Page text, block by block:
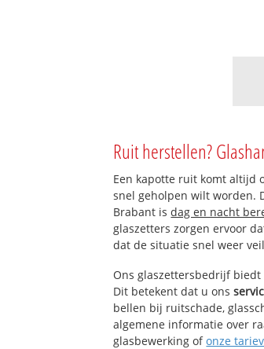
Ruit herstellen?
Een kapotte ruit komt altijd
snel geholpen wilt worden.
Brabant isdag en nacht
glaszetters zorgen ervoor
dat de situatie snel weer
Ons glaszettersbedrijf
Dit betekent dat u ons
bellen bij ruitschade,
algemene informatie over
glasbewerking ofonze